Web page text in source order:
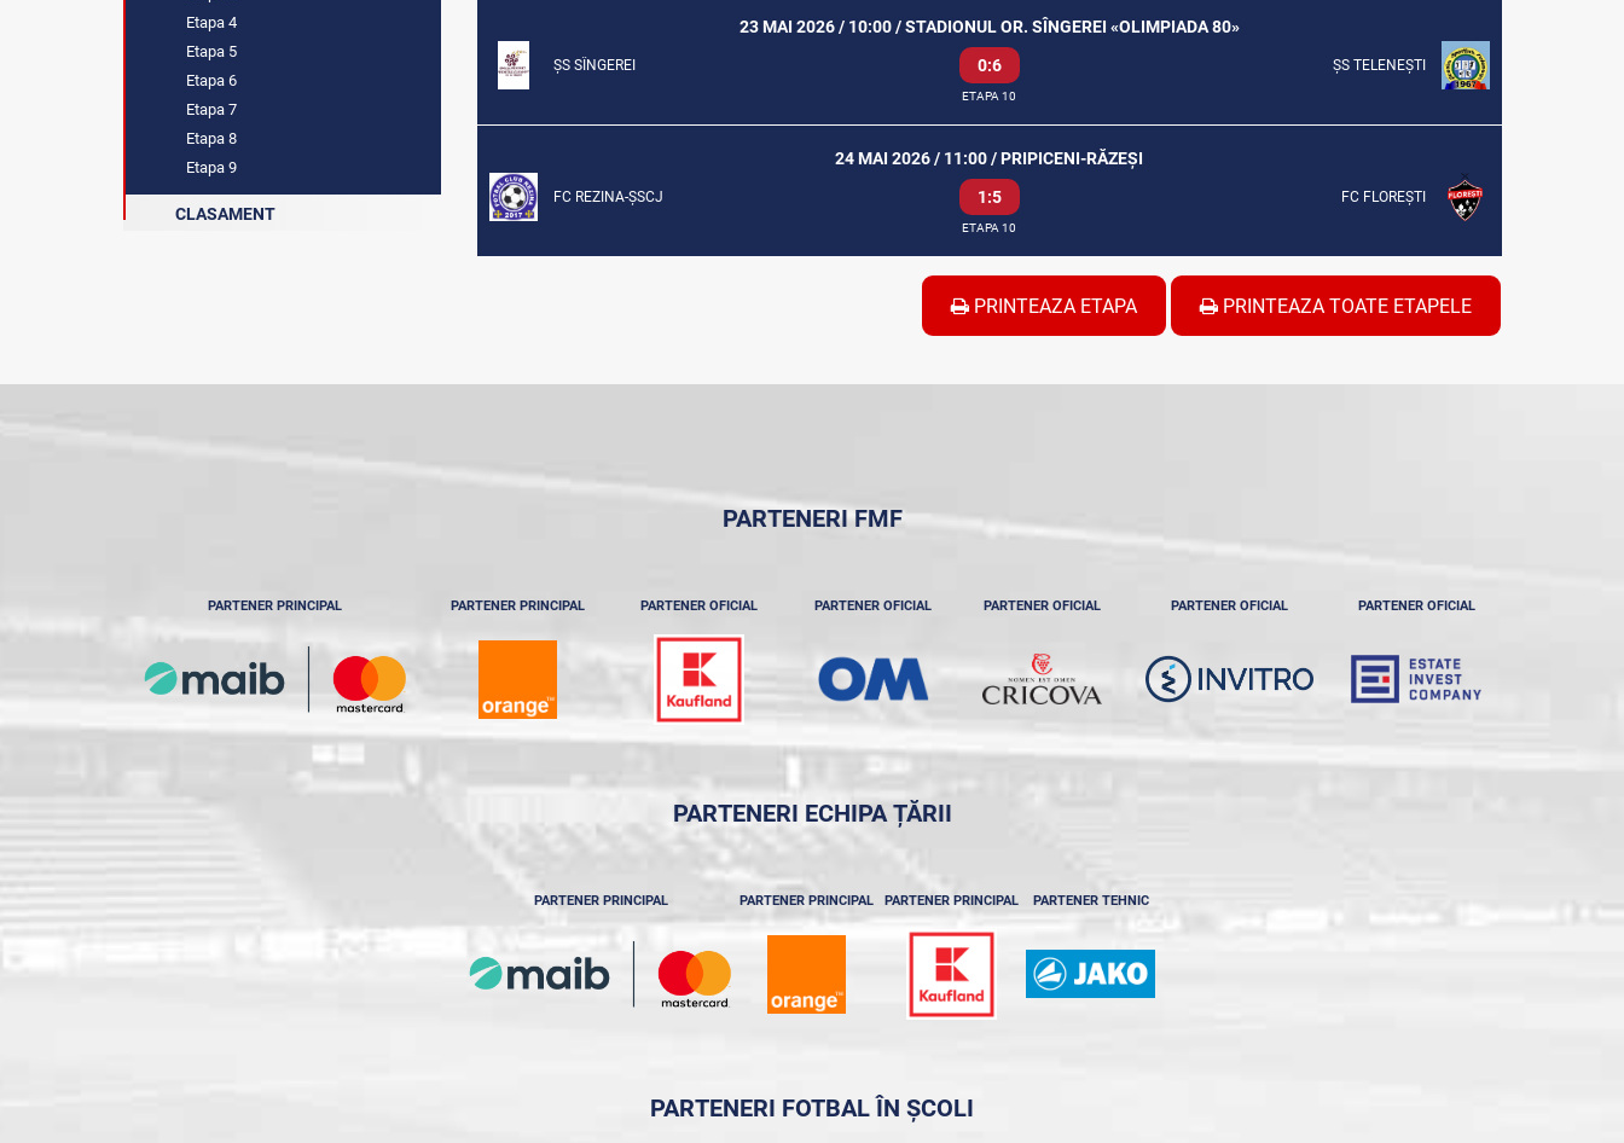
Etapa 4
Etapa 5
Etapa 6
Etapa 7
Etapa 8
Etapa 9
CLASAMENT
23 MAI 2026 / 10:00 / STADIONUL OR. SÎNGEREI «OLIMPIADA 80»
ȘS SÎNGEREI 0:6 ȘS TELENEȘTI
ETAPA 10
24 MAI 2026 / 11:00 / PRIPICENI-RĂZEŞI
FC REZINA-ȘSCJ 1:5 FC FLOREȘTI
ETAPA 10
PRINTEAZA ETAPA PRINTEAZA TOATE ETAPELE
PARTENERI FMF
PARTENER PRINCIPAL PARTENER PRINCIPAL PARTENER OFICIAL PARTENER OFICIAL PARTENER OFICIAL PARTENER OFICIAL PARTENER OFICIAL
PARTENERI ECHIPA ȚĂRII
PARTENER PRINCIPAL PARTENER PRINCIPAL PARTENER PRINCIPAL PARTENER TEHNIC
PARTENERI FOTBAL ÎN ȘCOLI